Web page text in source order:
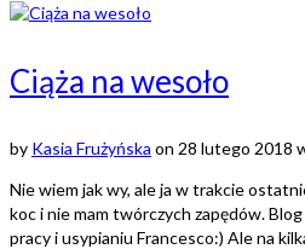
Ciąża na wesoło
by Kasia Frużyńska on 28 lutego 2018
Nie wiem jak wy, ale ja w trakcie
koc i nie mam twórczych zapędów.
pracy i usypianiu Francesco:) Ale na